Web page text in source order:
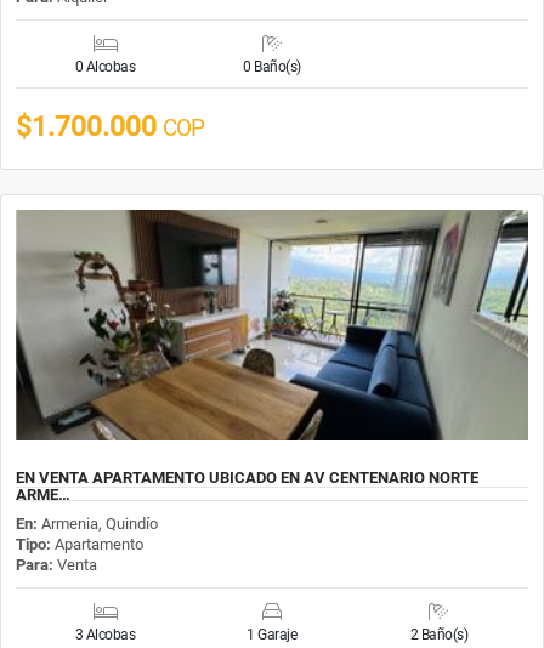
0 Alcobas 0 Baño(s)
$1.700.000 COP
EN VENTA APARTAMENTO UBICADO EN AV CENTENARIO NORTE
ARME…
En: Armenia, Quindío
Tipo: Apartamento
Para: Venta
3 Alcobas 1 Garaje 2 Baño(s)